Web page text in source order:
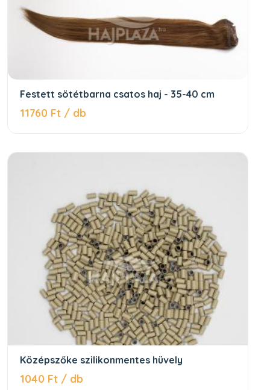
Festett sötétbarna csatos haj - 35-40 cm
11760 Ft / db
Középszőke szilikonmentes hüvely
1040 Ft / db